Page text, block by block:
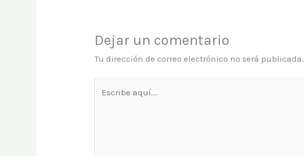
Dejar un comentario
Tu dirección de correo electrónico no será publicada.
aquí...